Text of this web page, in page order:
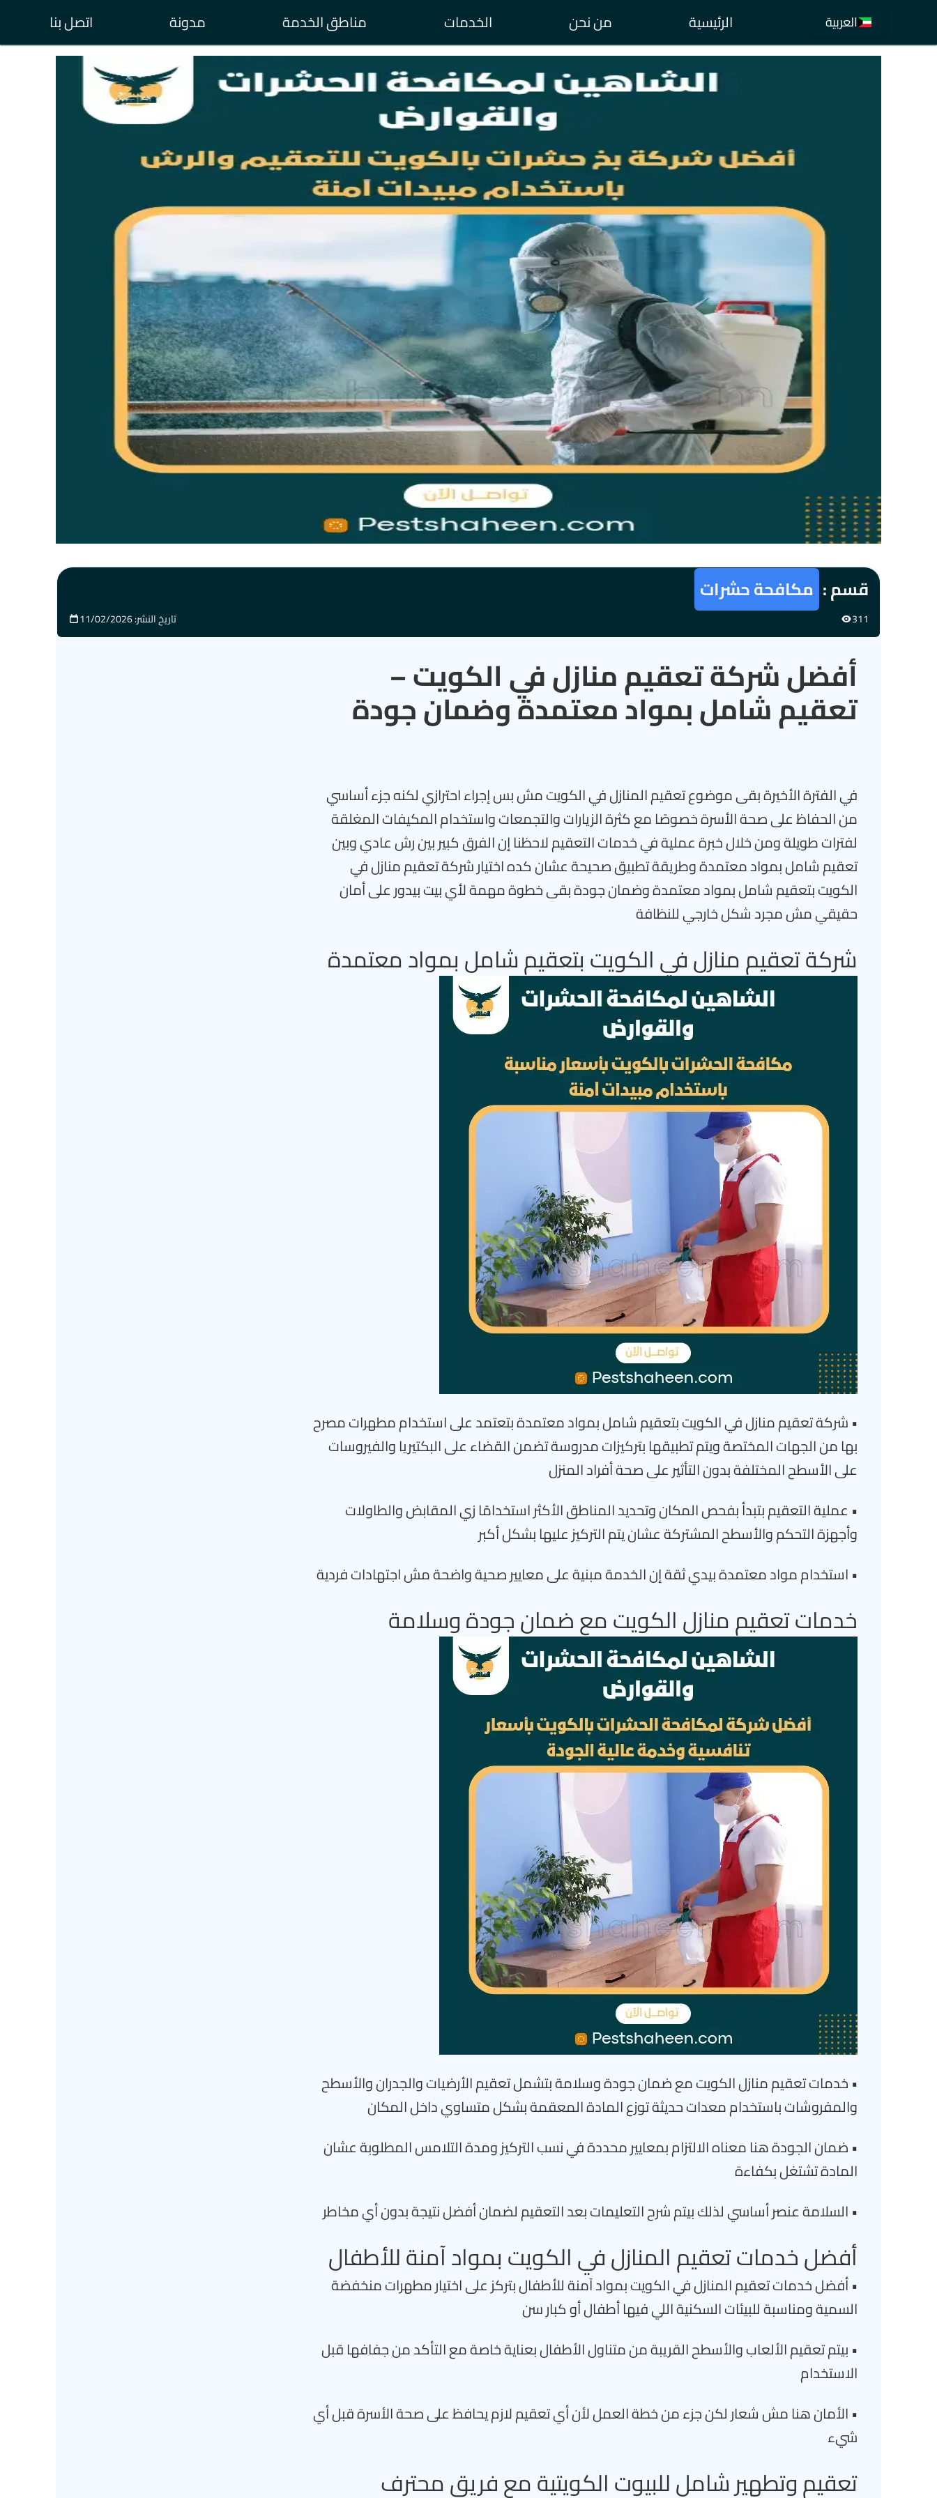
العربية الرئيسية من نحن الخدمات مناطق الخدمة مدونة اتصل بنا
قسم : مكافحة حشرات
311 تاريخ النشر: 11/02/2026
أفضل شركة تعقيم منازل في الكويت –
تعقيم شامل بمواد معتمدة وضمان جودة
في الفترة الأخيرة بقى موضوع تعقيم المنازل في الكويت مش بس إجراء احترازي لكنه جزء أساسي
من الحفاظ على صحة الأسرة خصوصًا مع كثرة الزيارات والتجمعات واستخدام المكيفات المغلقة
لفترات طويلة ومن خلال خبرة عملية في خدمات التعقيم لاحظنا إن الفرق كبير بين رش عادي وبين
تعقيم شامل بمواد معتمدة وطريقة تطبيق صحيحة عشان كده اختيار شركة تعقيم منازل في
الكويت بتعقيم شامل بمواد معتمدة وضمان جودة بقى خطوة مهمة لأي بيت بيدور على أمان
حقيقي مش مجرد شكل خارجي للنظافة
شركة تعقيم منازل في الكويت بتعقيم شامل بمواد معتمدة
• شركة تعقيم منازل في الكويت بتعقيم شامل بمواد معتمدة بتعتمد على استخدام مطهرات مصرح
بها من الجهات المختصة ويتم تطبيقها بتركيزات مدروسة تضمن القضاء على البكتيريا والفيروسات
على الأسطح المختلفة بدون التأثير على صحة أفراد المنزل
• عملية التعقيم بتبدأ بفحص المكان وتحديد المناطق الأكثر استخدامًا زي المقابض والطاولات
وأجهزة التحكم والأسطح المشتركة عشان يتم التركيز عليها بشكل أكبر
• استخدام مواد معتمدة بيدي ثقة إن الخدمة مبنية على معايير صحية واضحة مش اجتهادات فردية
خدمات تعقيم منازل الكويت مع ضمان جودة وسلامة
• خدمات تعقيم منازل الكويت مع ضمان جودة وسلامة بتشمل تعقيم الأرضيات والجدران والأسطح
والمفروشات باستخدام معدات حديثة توزع المادة المعقمة بشكل متساوي داخل المكان
• ضمان الجودة هنا معناه الالتزام بمعايير محددة في نسب التركيز ومدة التلامس المطلوبة عشان
المادة تشتغل بكفاءة
• السلامة عنصر أساسي لذلك بيتم شرح التعليمات بعد التعقيم لضمان أفضل نتيجة بدون أي مخاطر
أفضل خدمات تعقيم المنازل في الكويت بمواد آمنة للأطفال
• أفضل خدمات تعقيم المنازل في الكويت بمواد آمنة للأطفال بتركز على اختيار مطهرات منخفضة
السمية ومناسبة للبيئات السكنية اللي فيها أطفال أو كبار سن
• بيتم تعقيم الألعاب والأسطح القريبة من متناول الأطفال بعناية خاصة مع التأكد من جفافها قبل
الاستخدام
• الأمان هنا مش شعار لكن جزء من خطة العمل لأن أي تعقيم لازم يحافظ على صحة الأسرة قبل أي
شيء
تعقيم وتطهير شامل للبيوت الكويتية مع فريق محترف